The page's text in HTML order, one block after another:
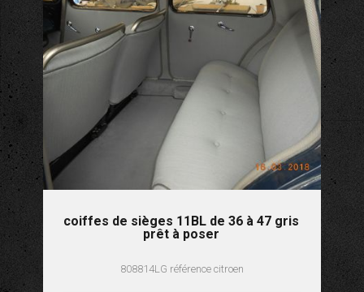
coiffes de sièges 11BL de 36 à 47 gris
prêt à poser
808814LG référence citroen